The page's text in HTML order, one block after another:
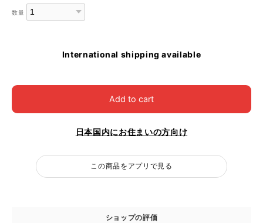
数量
International shipping available
Add to cart
日本国内にお住まいの方向け
この商品をアプリで見る
ショップの評価